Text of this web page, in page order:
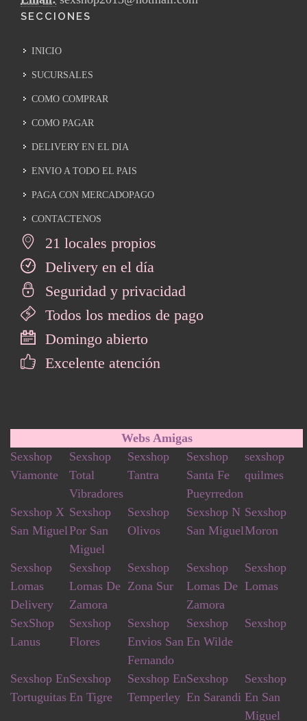
SECCIONES
INICIO
SUCURSALES
COMO COMPRAR
COMO PAGAR
DELIVERY EN EL DIA
ENVIO A TODO EL PAIS
PAGA CON MERCADOPAGO
CONTACTENOS
21 locales propios
Delivery en el día
Seguridad y privacidad
Todos los medios de pago
Domingo abierto
Excelente atención
Webs Amigas
Sexshop
Viamonte
Sexshop
Total
Vibradores
Sexshop
Tantra
Sexshop
Santa Fe
Pueyrredon
sexshop
quilmes
Sexshop X
San Miguel
Sexshop
Por San
Miguel
Sexshop
Olivos
Sexshop N
San Miguel
Sexshop
Moron
Sexshop
Lomas
Delivery
Sexshop
Lomas De
Zamora
Sexshop
Zona Sur
Sexshop
Lomas De
Zamora
Sexshop
Lomas
SexShop
Lanus
Sexshop
Flores
Sexshop
Envios San
Fernando
Sexshop
En Wilde
Sexshop
Sexshop En
Tortuguitas
Sexshop
En Tigre
Sexshop En
Temperley
Sexshop
En Sarandi
Sexshop
En San
Miguel